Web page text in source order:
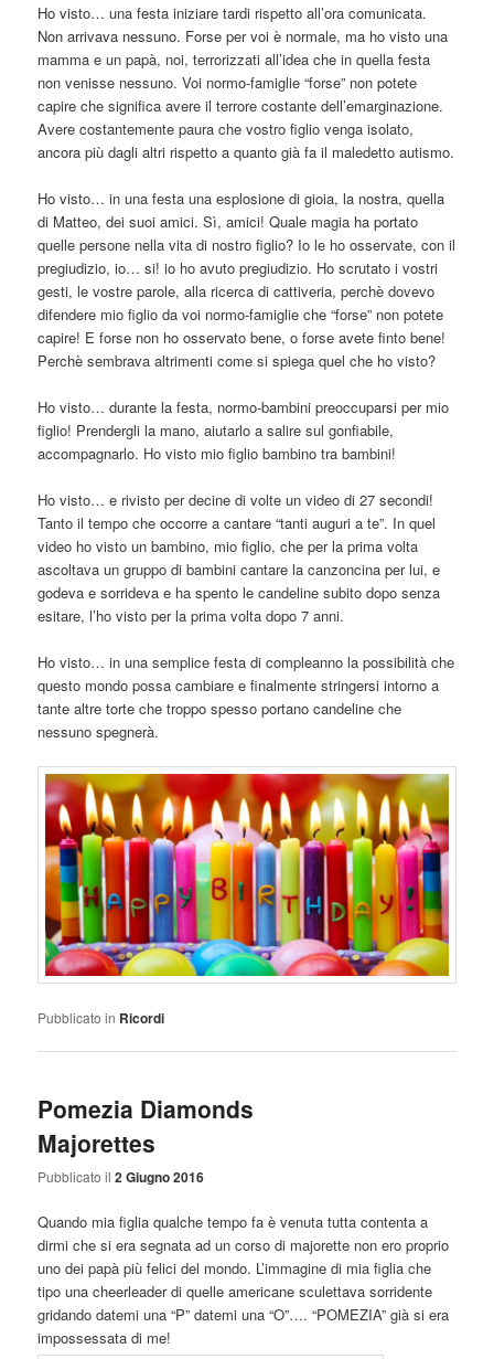
Ho visto… una festa iniziare tardi rispetto all’ora comunicata.
Non arrivava nessuno. Forse per voi è normale, ma ho visto una
mamma e un papà, noi, terrorizzati all’idea che in quella festa
non venisse nessuno. Voi normo-famiglie “forse” non potete
capire che significa avere il terrore costante dell’emarginazione.
Avere costantemente paura che vostro figlio venga isolato,
ancora più dagli altri rispetto a quanto già fa il maledetto autismo.
Ho visto… in una festa una esplosione di gioia, la nostra, quella
di Matteo, dei suoi amici. Sì, amici! Quale magia ha portato
quelle persone nella vita di nostro figlio? Io le ho osservate, con il
pregiudizio, io… si! io ho avuto pregiudizio. Ho scrutato i vostri
gesti, le vostre parole, alla ricerca di cattiveria, perchè dovevo
difendere mio figlio da voi normo-famiglie che “forse” non potete
capire! E forse non ho osservato bene, o forse avete finto bene!
Perchè sembrava altrimenti come si spiega quel che ho visto?
Ho visto… durante la festa, normo-bambini preoccuparsi per mio
figlio! Prendergli la mano, aiutarlo a salire sul gonfiabile,
accompagnarlo. Ho visto mio figlio bambino tra bambini!
Ho visto… e rivisto per decine di volte un video di 27 secondi!
Tanto il tempo che occorre a cantare “tanti auguri a te”. In quel
video ho visto un bambino, mio figlio, che per la prima volta
ascoltava un gruppo di bambini cantare la canzoncina per lui, e
godeva e sorrideva e ha spento le candeline subito dopo senza
esitare, l’ho visto per la prima volta dopo 7 anni.
Ho visto… in una semplice festa di compleanno la possibilità che
questo mondo possa cambiare e finalmente stringersi intorno a
tante altre torte che troppo spesso portano candeline che
nessuno spegnerà.
Pubblicato in Ricordi
Pomezia Diamonds
Majorettes
Pubblicato il2 Giugno 2016
Quando mia figlia qualche tempo fa è venuta tutta contenta a
dirmi che si era segnata ad un corso di majorette non ero proprio
uno dei papà più felici del mondo. L’immagine di mia figlia che
tipo una cheerleader di quelle americane sculettava sorridente
gridando datemi una “P” datemi una “O”…. “POMEZIA” già si era
impossessata di me!